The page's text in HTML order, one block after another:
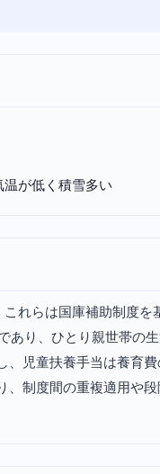
が低く積雪多い
れらは国庫補助制度を
り、ひとり親世帯の生
児童扶養手当は養育費
、制度間の重複適用や